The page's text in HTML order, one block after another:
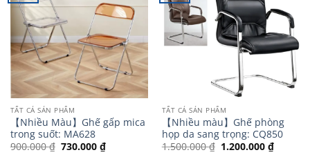
TẤT CẢ SẢN PHẨM
【Nhiều Màu】Ghế gấp mica
trong suốt: MA628
900.000₫ Giá
gốc
730.000 ₫Giá
hiện
TẤT CẢ SẢN PHẨM
【 Nhiều màu】Ghế phòng
họp da sang trọng: CQ850
1.500.000₫ Giá
gốc
1.200.000 ₫Giá
hiện